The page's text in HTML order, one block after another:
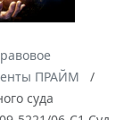
ПРАЙМ
суда